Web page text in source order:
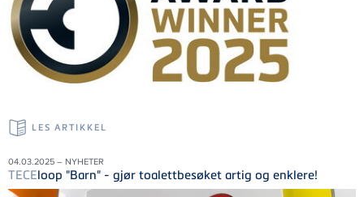
LES ARTIKKEL
04.03.2025 – NYHETER
TECEloop "Barn" - gjør toalettbesøket artig og enklere!